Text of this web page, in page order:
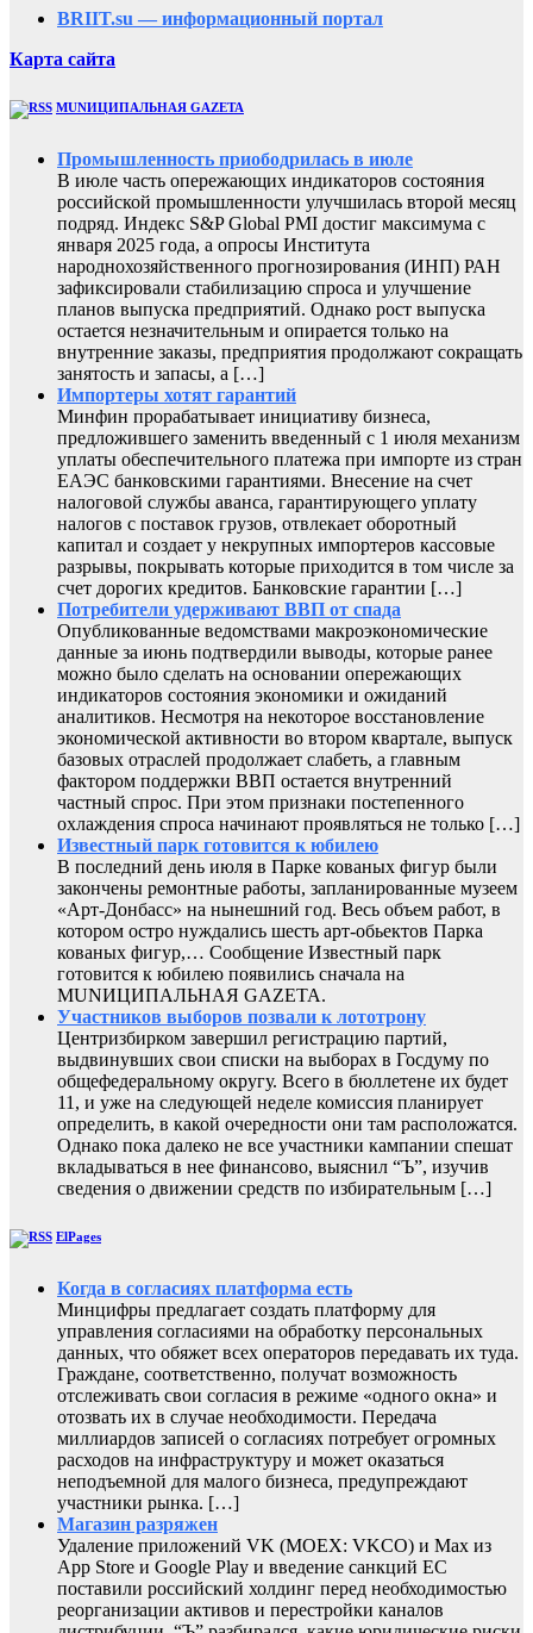
BRIIT.su — информационный портал
Карта сайта
MUNИЦИПАЛЬНАЯ GAZЕТА
Промышленность приободрилась в июле
В июле часть опережающих индикаторов состояния
российской промышленности улучшилась второй месяц
подряд. Индекс S&P Global PMI достиг максимума с
января 2025 года, а опросы Института
народнохозяйственного прогнозирования (ИНП) РАН
зафиксировали стабилизацию спроса и улучшение
планов выпуска предприятий. Однако рост выпуска
остается незначительным и опирается только на
внутренние заказы, предприятия продолжают сокращать
занятость и запасы, а […]
Импортеры хотят гарантий
Минфин прорабатывает инициативу бизнеса,
предложившего заменить введенный с 1 июля механизм
уплаты обеспечительного платежа при импорте из стран
ЕАЭС банковскими гарантиями. Внесение на счет
налоговой службы аванса, гарантирующего уплату
налогов с поставок грузов, отвлекает оборотный
капитал и создает у некрупных импортеров кассовые
разрывы, покрывать которые приходится в том числе за
счет дорогих кредитов. Банковские гарантии […]
Потребители удерживают ВВП от спада
Опубликованные ведомствами макроэкономические
данные за июнь подтвердили выводы, которые ранее
можно было сделать на основании опережающих
индикаторов состояния экономики и ожиданий
аналитиков. Несмотря на некоторое восстановление
экономической активности во втором квартале, выпуск
базовых отраслей продолжает слабеть, а главным
фактором поддержки ВВП остается внутренний
частный спрос. При этом признаки постепенного
охлаждения спроса начинают проявляться не только […]
Известный парк готовится к юбилею
В последний день июля в Парке кованых фигур были
закончены ремонтные работы, запланированные музеем
«Арт-Донбасс» на нынешний год. Весь объем работ, в
котором остро нуждались шесть арт-обьектов Парка
кованых фигур,… Сообщение Известный парк
готовится к юбилею появились сначала на
MUNИЦИПАЛЬНАЯ GAZЕТА.
Участников выборов позвали к лототрону
Центризбирком завершил регистрацию партий,
выдвинувших свои списки на выборах в Госдуму по
общефедеральному округу. Всего в бюллетене их будет
11, и уже на следующей неделе комиссия планирует
определить, в какой очередности они там расположатся.
Однако пока далеко не все участники кампании спешат
вкладываться в нее финансово, выяснил “Ъ”, изучив
сведения о движении средств по избирательным […]
ElPages
Когда в согласиях платформа есть
Минцифры предлагает создать платформу для
управления согласиями на обработку персональных
данных, что обяжет всех операторов передавать их туда.
Граждане, соответственно, получат возможность
отслеживать свои согласия в режиме «одного окна» и
отозвать их в случае необходимости. Передача
миллиардов записей о согласиях потребует огромных
расходов на инфраструктуру и может оказаться
неподъемной для малого бизнеса, предупреждают
участники рынка. […]
Магазин разряжен
Удаление приложений VK (MOEX: VKCO) и Max из
App Store и Google Play и введение санкций ЕС
поставили российский холдинг перед необходимостью
реорганизации активов и перестройки каналов